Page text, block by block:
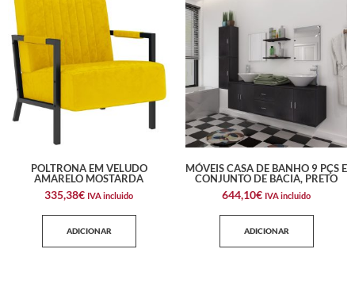
POLTRONA EM VELUDO
AMARELO MOSTARDA
335,38€ IVA incluido
ADICIONAR
MÓVEIS CASA DE BANHO 9 PÇS E
CONJUNTO DE BACIA, PRETO
644,10€ IVA incluido
ADICIONAR